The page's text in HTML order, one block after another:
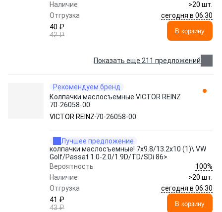
Наличие
>20 шт.
Отгрузка
сегодня в 06:30
40 ₽
42 ₽
В корзину
Показать еще 211 предложений
Рекомендуем бренд
Колпачки маслосъемные VICTOR REINZ
70-26058-00
VICTOR REINZ 70-26058-00
Лучшее предложение
колпачки маслосъемные! 7x9.8/13.2x10 (1)\ VW
Golf/Passat 1.0-2.0/1.9D/TD/SDi 86>
Вероятность
100%
Наличие
>20 шт.
Отгрузка
сегодня в 06:30
41 ₽
43 ₽
В корзину